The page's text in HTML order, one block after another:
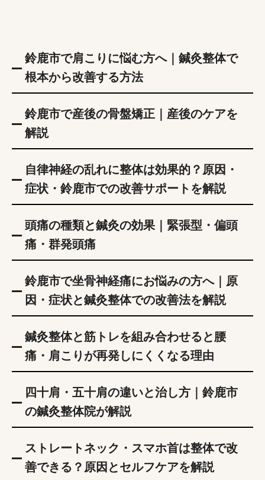
鈴鹿市で肩こりに悩む方へ｜鍼灸整体で
根本から改善する方法
鈴鹿市で産後の骨盤矯正｜産後のケアを
解説
自律神経の乱れに整体は効果的？原因・
症状・鈴鹿市での改善サポートを解説
頭痛の種類と鍼灸の効果｜緊張型・偏頭
痛・群発頭痛
鈴鹿市で坐骨神経痛にお悩みの方へ｜原
因・症状と鍼灸整体での改善法を解説
鍼灸整体と筋トレを組み合わせると腰
痛・肩こりが再発しにくくなる理由
四十肩・五十肩の違いと治し方｜鈴鹿市
の鍼灸整体院が解説
ストレートネック・スマホ首は整体で改
善できる？原因とセルフケアを解説